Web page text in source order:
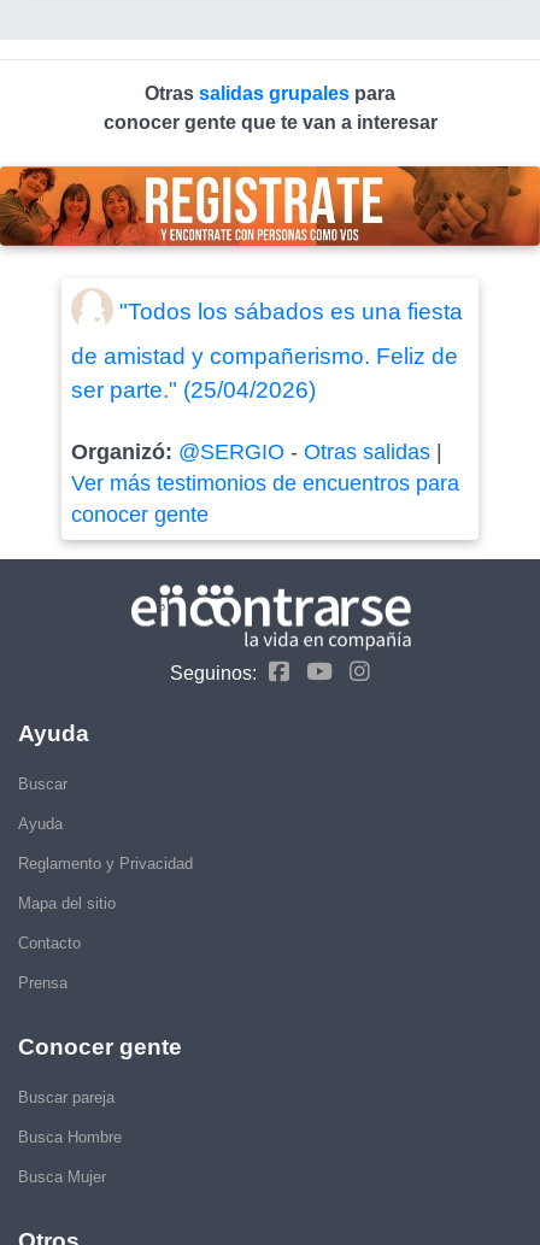
Otras salidas grupales para
conocer gente que te van a interesar
"Todos los sábados es una fiesta
de amistad y compañerismo. Feliz de
ser parte." (25/04/2026)
Organizó: @SERGIO - Otras salidas|
Ver más testimonios de encuentros para
conocer gente
Seguinos:
Ayuda
Buscar
Ayuda
Reglamento y Privacidad
Mapa del sitio
Contacto
Prensa
Conocer gente
Buscar pareja
Busca Hombre
Busca Mujer